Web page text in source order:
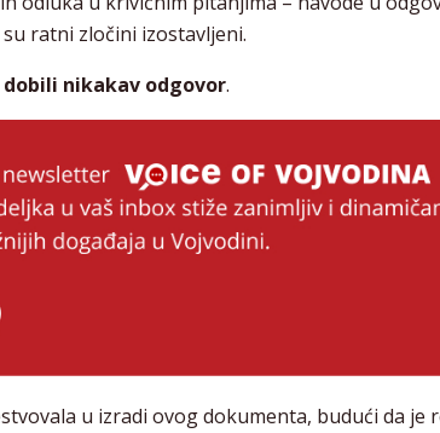
ratni zločini izostavljeni.
nikakav odgovor.
u izradi ovog dokumenta, budući da je